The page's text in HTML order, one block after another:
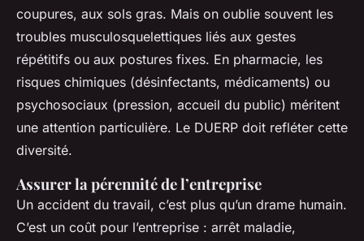
coupures, aux sols gras. Mais on oublie souvent les
troubles musculosquelettiques liés aux gestes
répétitifs ou aux postures fixes. En pharmacie, les
risques chimiques (désinfectants, médicaments) ou
psychosociaux (pression, accueil du public) méritent
une attention particulière. Le DUERP doit refléter cette
diversité.
Assurer la pérennité de l’entreprise
Un accident du travail, c’est plus qu’un drame humain.
C’est un coût pour l’entreprise : arrêt maladie,